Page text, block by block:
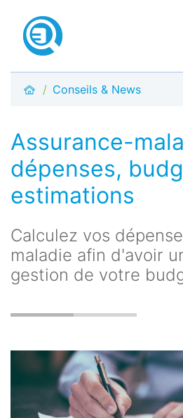
Conseils & News
Assurance-
dépenses,
estimations
Calculez vos
maladie afin d'avoir
gestion de votre